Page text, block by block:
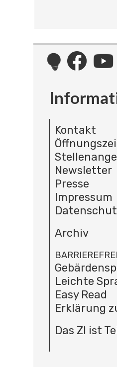
Kontakt
Newsletter
Presse
Impressum
Archiv
Leichte
Easy Read
Erklärung
Das ZI ist